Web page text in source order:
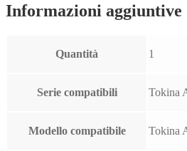
Informazioni aggiuntive
Quantità 1
Serie compatibili Tokina
Modello compatibile Tokina